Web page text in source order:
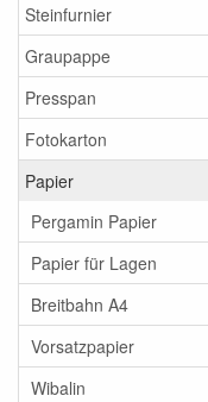
Steinfurnier
Graupappe
Presspan
Fotokarton
Papier
Pergamin Papier
Papier für Lagen
Breitbahn A4
Vorsatzpapier
Wibalin